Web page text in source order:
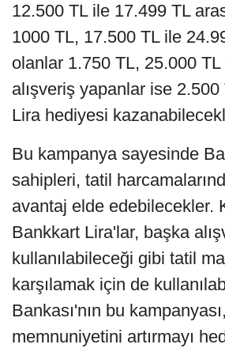
12.500 TL ile 17.499 TL
1000 TL, 17.500 TL ile
olanlar 1.750 TL, 25.000
alışveriş yapanlar ise
Lira hediyesi
Bu kampanya sayesinde
sahipleri, tatil
avantaj elde edebilecekler.
Bankkart Lira'lar, başka
kullanılabileceği gibi tatil
karşılamak için de
Bankası'nın bu
memnuniyetini artırmayı